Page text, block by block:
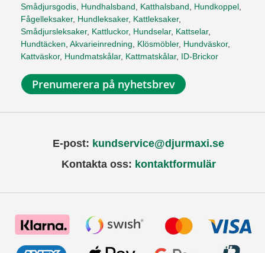
Smådjursgodis, Hundhalsband, Katthalsband, Hundkoppel,
Fågelleksaker, Hundleksaker, Kattleksaker,
Smådjursleksaker, Kattluckor, Hundselar, Kattselar,
Hundtäcken, Akvarieinredning, Klösmöbler, Hundväskor,
Kattväskor, Hundmatskålar, Kattmatskålar, ID-Brickor
Prenumerera på nyhetsbrev
E-post: kundservice@djurmaxi.se
Kontakta oss: kontaktformulär